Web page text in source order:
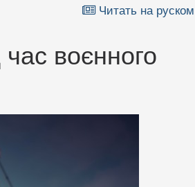
Читать на руском
воєнного